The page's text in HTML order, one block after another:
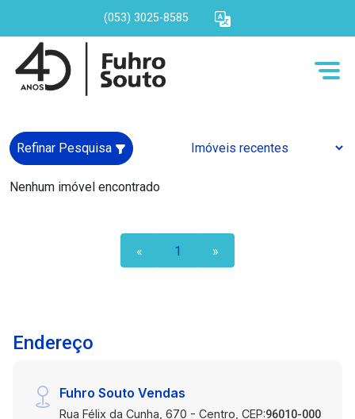
(053) 3025-8585
Refinar Pesquisa
Nenhum imóvel encontrado
« 1 »
Endereço
Fuhro Souto Vendas
Rua Félix da Cunha, 670 - Centro, CEP:96010-000